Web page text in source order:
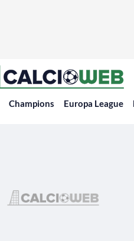
Champions Europa League